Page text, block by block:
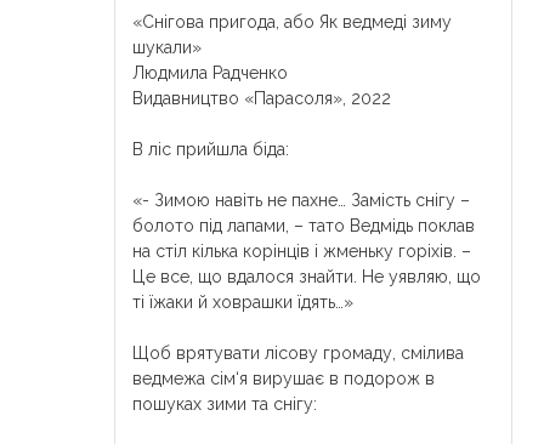
of 5
«Снігова пригода, або Як ведмеді зиму
шукали»
Людмила Радченко
Видавництво «Парасоля», 2022
В ліс прийшла біда:
«- Зимою навіть не пахне… Замість снігу –
болото під лапами, – тато Ведмідь поклав
на стіл кілька корінців і жменьку горіхів. –
Це все, що вдалося знайти. Не уявляю, що
ті їжаки й ховрашки їдять…»
Щоб врятувати лісову громаду, смілива
ведмежа сім‘я вирушає в подорож в
пошуках зими та снігу: